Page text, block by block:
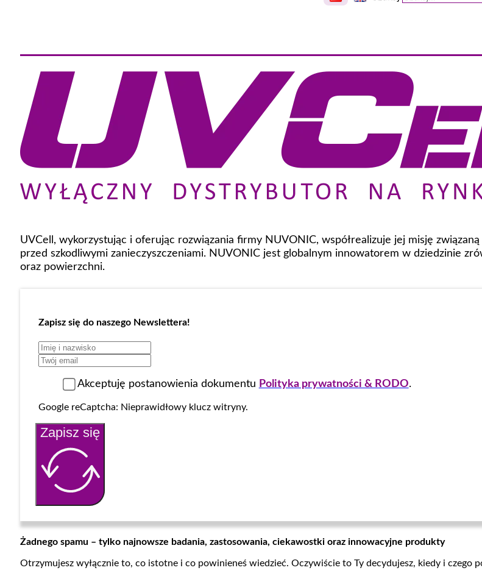
UVCell, wykorzystując i oferując rozwiązania firmy NUVONIC, współrealizuje jej misję
przed szkodliwymi zanieczyszczeniami. NUVONIC jest globalnym innowatorem w dziedzinie
oraz powierzchni.
Zapisz się do naszego Newslettera!
Akceptuję postanowienia dokumentu Polityka prywatności & RODO.
Google reCaptcha: Nieprawidłowy klucz witryny.
Zapisz się
Żadnego spamu – tylko najnowsze badania, zastosowania, ciekawostki oraz innowacyjne produkty
Otrzymujesz wyłącznie to, co istotne i co powinieneś wiedzieć. Oczywiście to Ty decydujesz, kiedy i